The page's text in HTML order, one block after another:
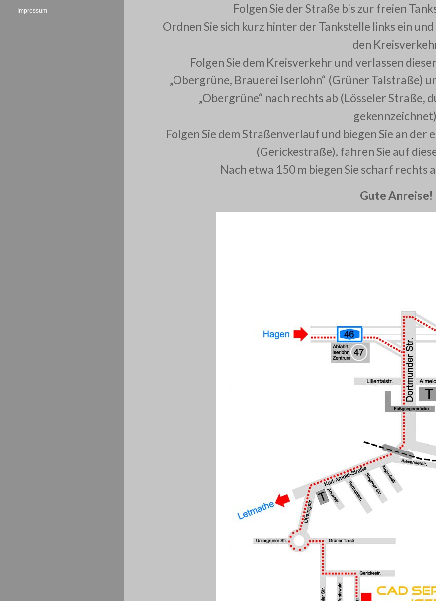
Impressum
Folgen Sie der Straße bis zur freien
Ordnen Sie sich kurz hinter der Tankstelle links ein
den
Folgen Sie dem Kreisverkehr und verlassen
„Obergrüne, Brauerei Iserlohn“ (Grüner Talstraße)
„Obergrüne“ nach rechts ab (Lösseler Straße,
Folgen Sie dem Straßenverlauf und biegen Sie an der
(Gerickestraße), fahren Sie auf
Nach etwa 150 m biegen Sie scharf rechts
Gute Anreise!